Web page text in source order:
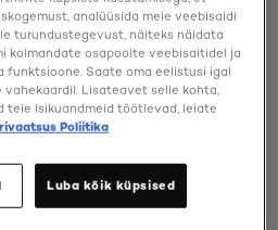
analüüsida meie veebisaidi
turundustegevust, näiteks näidata
kolmandate osapoolte veebisaitidel ja
funktsioone. Saate oma eelistusi igal
Lisateavet selle kohta,
teie isikuandmeid töötlevad, leiate
Poliitika
Luba kõik küpsised